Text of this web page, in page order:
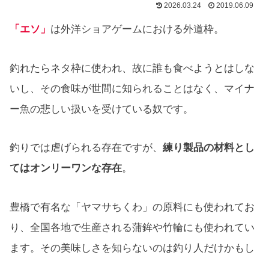
2026.03.24
2019.06.09
「エソ」 は外洋ショアゲームにおける外道枠。
釣れたらネタ枠に使われ、故に誰も食べようとはしな
いし、その食味が世間に知られることはなく、マイナ
ー魚の悲しい扱いを受けている奴です。
釣りでは虐げられる存在ですが、 練り製品の材料とし
てはオンリーワンな存在。
豊橋で有名な「ヤマサちくわ」の原料にも使われてお
り、全国各地で生産される蒲鉾や竹輪にも使われてい
ます。その美味しさを知らないのは釣り人だけかもし